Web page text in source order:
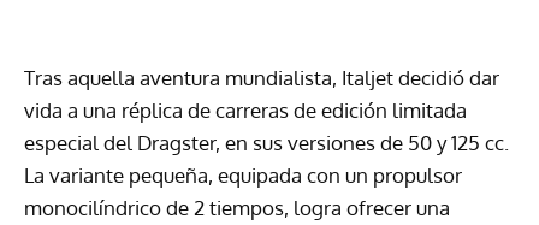
Tras aquella aventura mundialista, Italjet decidió dar
vida a una réplica de carreras de edición limitada
especial del Dragster, en sus versiones de 50 y 125 cc.
La variante pequeña, equipada con un propulsor
monocilíndrico de 2 tiempos, logra ofrecer una